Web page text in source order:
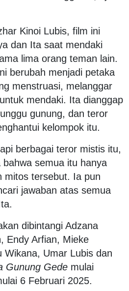
Kinoi Lubis, film ini
dan Ita saat mendaki
lima orang teman lain.
berubah menjadi petaka
menstruasi, melanggar
mendaki. Ita dianggap
gunung, dan teror
kelompok itu.
berbagai teror mistis itu,
semua itu hanya
mitos tersebut. Ia pun
jawaban atas semua
dibintangi Adzana
Endy Arfian, Mieke
Wikana, Umar Lubis dan
Gunung Gede mulai
6 Februari 2025.